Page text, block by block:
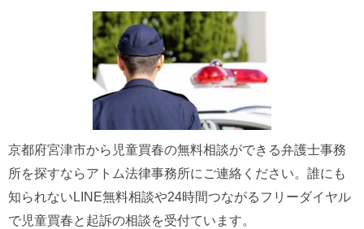
京都府宮津市から児童買春の無料相談ができる弁護士事務
所を探すならアトム法律事務所にご連絡ください。誰にも
知られないLINE無料相談や24時間つながるフリーダイヤル
で児童買春と起訴の相談を受付ています。